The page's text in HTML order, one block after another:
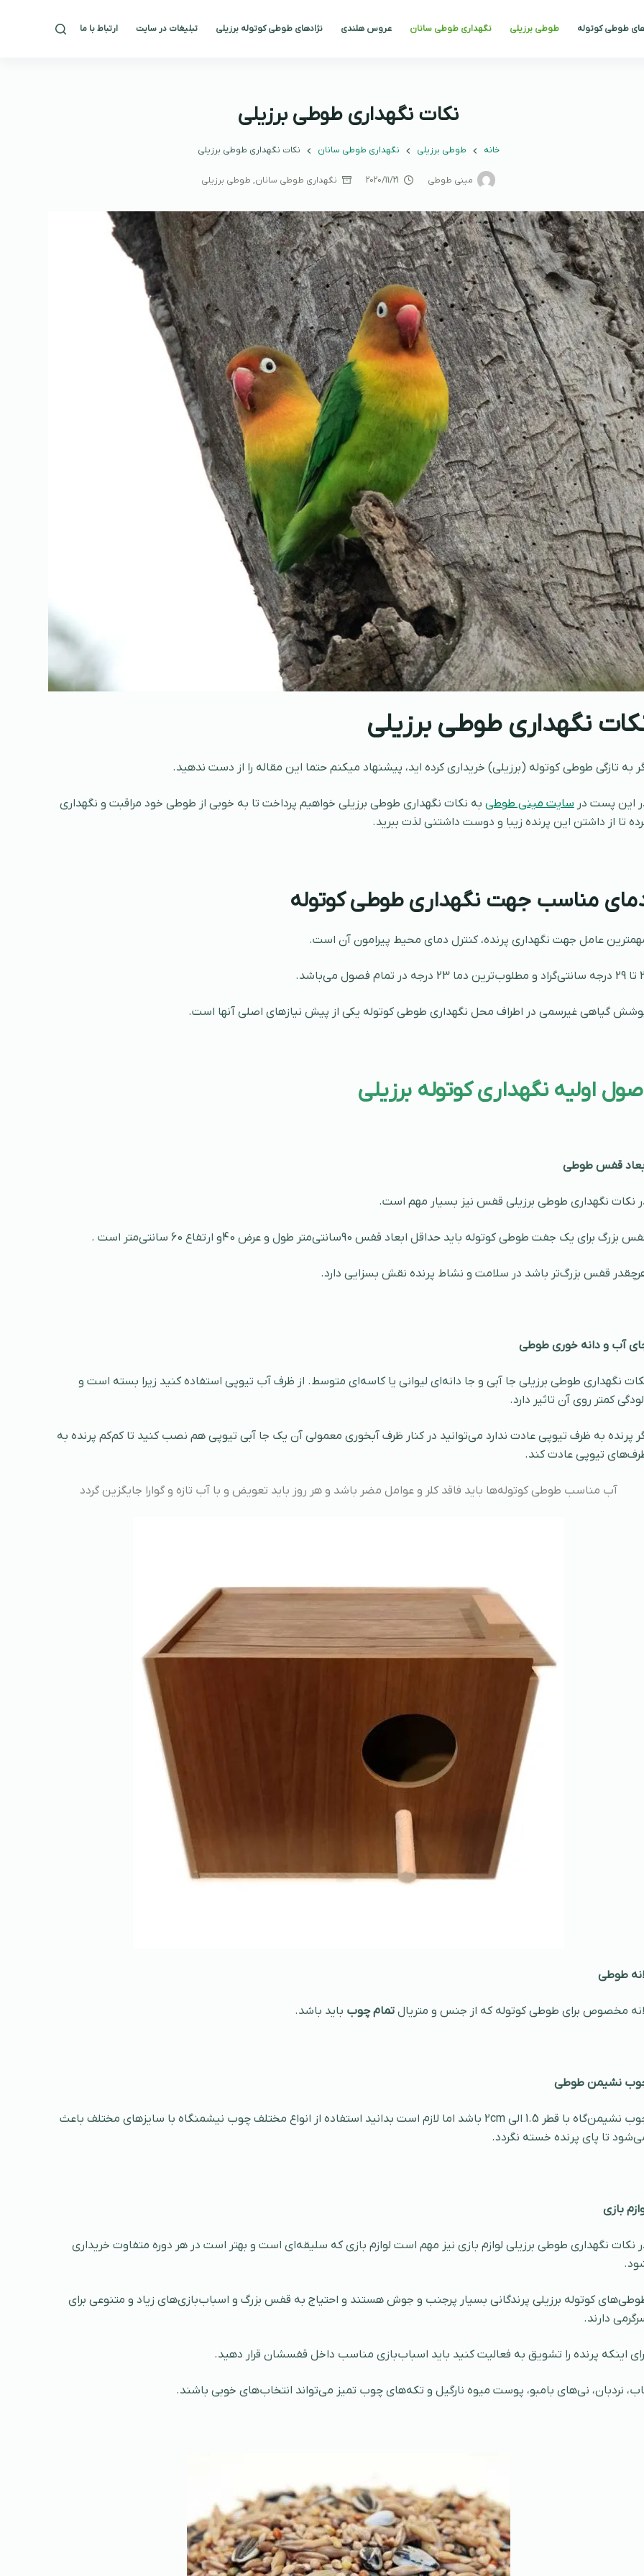
طوطی کوتوله طوطی برزیلی نگهداری طوطی سانان عروس هلندی نژادهای طوطی کوتوله برزیلی تبلیغات در سایت ارتباط با ما
نکات نگهداری طوطی برزیلی
خانه طوطی برزیلی نگهداری طوطی سانان نکات نگهداری طوطی برزیلی
مینی طوطی 2020/11/21 نگهداری طوطی سانان, طوطی برزیلی
نگهداری طوطی برزیلی
به تازگی طوطی کوتوله (برزیلی) خریداری کرده اید، پیشنهاد میکنم حتما این مقاله را از دست ندهید.
این پست در سایت مینی طوطی به نکات نگهداری طوطی برزیلی خواهیم پرداخت تا به خوبی از طوطی خود مراقبت و نگهداری
تا از داشتن این پرنده زیبا و دوست داشتنی لذت ببرید.
مناسب جهت نگهداری طوطی کوتوله
عامل جهت نگهداری پرنده، کنترل دمای محیط پیرامون آن است.
تمام فصول می‌باشد.
گیاهی غیرسمی در اطراف محل نگهداری طوطی کوتوله یکی از پیش نیازهای اصلی آنها است.
اولیه نگهداری کوتوله برزیلی
قفس طوطی
نکات نگهداری طوطی برزیلی قفس نیز بسیار مهم است.
بزرگ برای یک جفت طوطی کوتوله باید حداقل ابعاد قفس 90سانتی‌متر طول و عرض 40و ارتفاع 60 سانتی‌متر است .
قفس بزرگ‌تر باشد در سلامت و نشاط پرنده نقش بسزایی دارد.
آب و دانه خوری طوطی
نگهداری طوطی برزیلی جا آبی و جا دانه‌ای لیوانی یا کاسه‌ای متوسط. از ظرف آب تیوپی استفاده کنید زیرا بسته است و
کمتر روی آن تاثیر دارد.
پرنده به ظرف تیوپی عادت ندارد می‌توانید در کنار ظرف آبخوری معمولی آن یک جا آبی تیوپی هم نصب کنید تا کم‌کم پرنده به
تیوپی عادت کند.
آب مناسب طوطی کوتوله‌ها باید فاقد کلر و عوامل مضر باشد و هر روز باید تعویض و با آب تازه و گوارا جایگزین گردد
طوطی
مخصوص برای طوطی کوتوله که از جنس و متریالتمام چوب باید باشد.
نشیمن طوطی
چوب نشیمن‌گاه با قطر 1.5 الی 2cm باشد اما لازم است بدانید استفاده از انواع مختلف چوب نیشمنگاه با سایزهای مختلف باعث
تا پای پرنده خسته نگردد.
بازی
نکات نگهداری طوطی برزیلی لوازم بازی نیز مهم است لوازم بازی که سلیقه‌ای است و بهتر است در هر دوره متفاوت خریداری
کوتوله برزیلی پرندگانی بسیار پرجنب‌ و جوش هستند و احتیاج به قفس بزرگ و اسباب‌بازی‌های زیاد و متنوعی برای
دارند.
اینکه پرنده را تشویق به فعالیت کنید باید اسباب‌بازی مناسب داخل قفسشان قرار دهید.
نردبان، نی‌های بامبو، پوست میوه نارگیل و تکه‌های چوب تمیز می‌تواند انتخاب‌های خوبی باشند.